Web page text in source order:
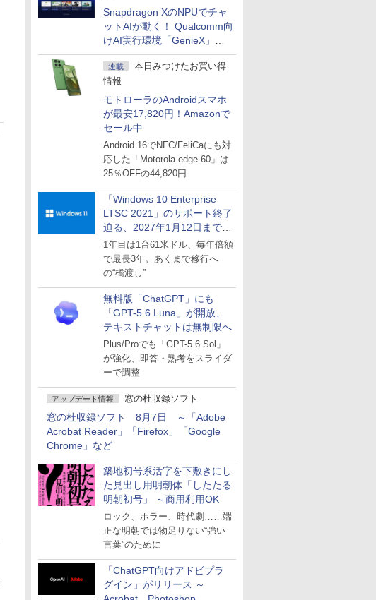
Snapdragon XのNPUでチャ
ットAIが動く！ Qualcomm向
けAI実行環境「GenieX」を
試してみた
連載
本日みつけたお買い得
情報
モトローラのAndroidスマホ
が最安17,820円！Amazonで
セール中
Android 16でNFC/FeliCaにも対
応した「Motorola edge 60」は
25％OFFの44,820円
「Windows 10 Enterprise
LTSC 2021」のサポート終了
迫る、2027年1月12日まで
～ESUは9月1日から販売
1年目は1台61米ドル、毎年倍額
で最長3年。あくまで移行へ
の“橋渡し”
無料版「ChatGPT」にも
「GPT-5.6 Luna」が開放、
テキストチャットは無制限へ
Plus/Proでも「GPT-5.6 Sol」
が強化、即答・熟考をスライダ
ーで調整
アップデート情報 窓の杜収録ソフト
窓の杜収録ソフト 8月7日 ～「Adobe
Acrobat Reader」「Firefox」「Google
Chrome」など
築地初号系活字を下敷きにし
た見出し用明朝体「したたる
明朝初号」 ～商用利用OK
ロック、ホラー、時代劇……端
正な明朝では物足りない“強い
言葉”のために
「ChatGPT向けアドビプラ
グイン」がリリース ～